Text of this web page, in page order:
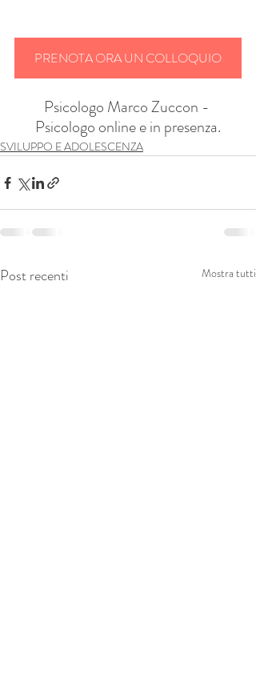
PRENOTA ORA UN COLLOQUIO
Psicologo Marco Zuccon -
Psicologo online e in presenza.
SVILUPPO E ADOLESCENZA
Post recenti Mostra tutti